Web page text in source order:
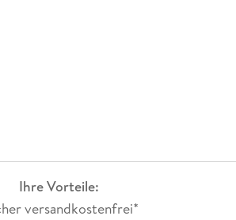
Ihre Vorteile:
versandkostenfrei*